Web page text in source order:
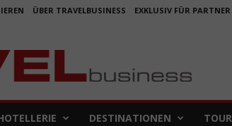
ÜBER TRAVELBUSINESS EXKLUSIV FÜR PARTNER
DESTINATIONEN